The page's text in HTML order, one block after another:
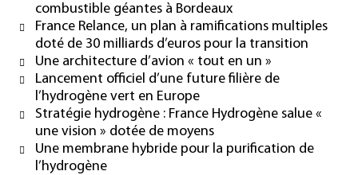
combustible géantes à Bordeaux
France Relance, un plan à ramifications multiples
doté de 30 milliards d’euros pour la transition
Une architecture d’avion « tout en un »
Lancement officiel d’une future filière de
l’hydrogène vert en Europe
Stratégie hydrogène : France Hydrogène salue «
une vision » dotée de moyens
Une membrane hybride pour la purification de
l’hydrogène